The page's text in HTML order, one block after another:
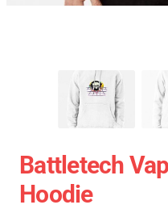
Battletech
Hoodie